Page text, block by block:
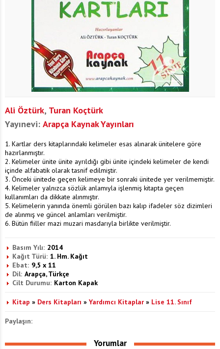
Ali Öztürk, Turan Koçtürk
Yayınevi: Arapça Kaynak Yayınları
1. Kartlar ders kitaplarındaki kelimeler esas alınarak ünitelere göre
hazırlanmıştır.
2. Kelimeler ünite ünite ayrıldığı gibi ünite içindeki kelimeler de kendi
içinde alfabatik olarak tasnif edilmiştir.
3. Önceki ünitede geçen kelimeye bir sonraki ünitede yer verilmemiştir.
4. Kelimeler yalnızca sözlük anlamıyla işlenmiş kitapta geçen
kullanımları da dikkate alınmıştır.
5. Kelimelerin yanında önemli görülen bazı kalıp ifadeler söz dizimleri
de alınmış ve güncel anlamları verilmiştir.
6. Bütün fiiller mazi muzari masdarıyla birlikte verilmiştir.
Basım Yılı: 2014
Kağıt Türü: 1. Hm. Kağıt
Ebat: 9,5 x 11
Dil: Arapça, Türkçe
Cilt Durumu: Karton Kapak
Kitap » Ders Kitapları » Yardımcı Kitaplar » Lise 11. Sınıf
Paylaşın:
Yorumlar